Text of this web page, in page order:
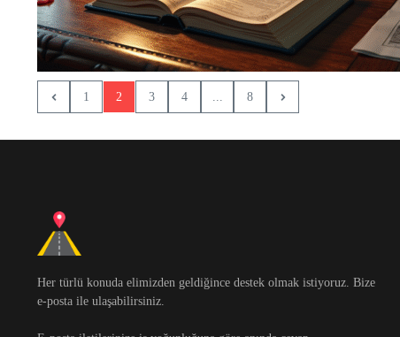
1 2 3 4 ... 8
Her türlü konuda elimizden geldiğince destek olmak istiyoruz. Bize
e-posta ile ulaşabilirsiniz.